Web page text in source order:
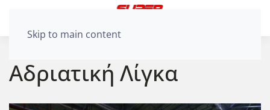
Skip to main content
Αδριατική Λίγκα